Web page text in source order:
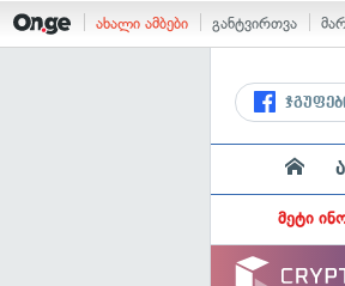
ახალი ამბები განტვირთვა
მეტი